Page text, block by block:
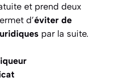
et prend deux
d’éviter de
par la suite.